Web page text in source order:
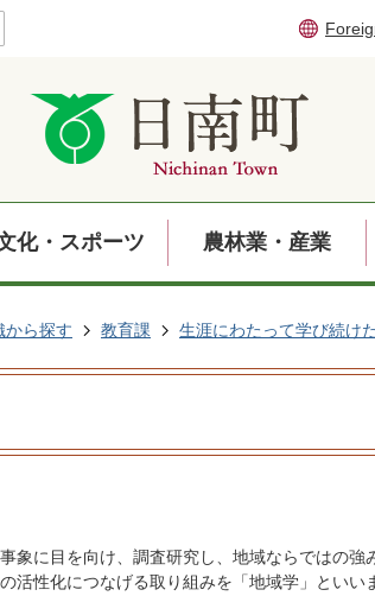
化・スポーツ 農林業・産業
から探す 教育課 生涯にわたって学び続け
象に目を向け、調査研究し、地域ならではの強
活性化につなげる取り組みを「地域学」といい